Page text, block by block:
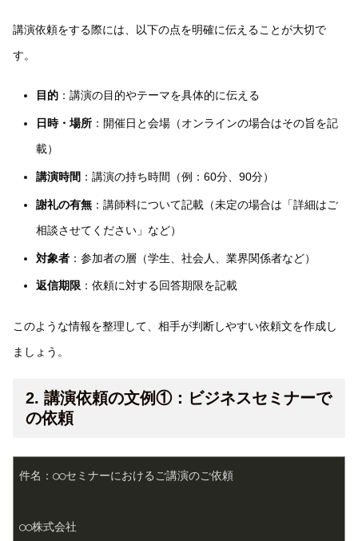
講演依頼をする際には、以下の点を明確に伝えることが大切で
す。
目的：講演の目的やテーマを具体的に伝える
日時・場所：開催日と会場（オンラインの場合はその旨を記
載）
講演時間 ：講演の持ち時間（例：60分、90分）
謝礼の有無：講師料について記載（未定の場合は「詳細はご
相談させてください」など）
対象者：参加者の層（学生、社会人、業界関係者など）
返信期限：依頼に対する回答期限を記載
このような情報を整理して、相手が判断しやすい依頼文を作成し
ましょう。
2. 講演依頼の文例①：ビジネスセミナーで
の依頼
件名：○○セミナーにおけるご講演のご依頼
○○株式会社